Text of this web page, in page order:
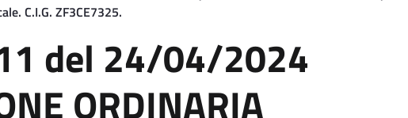
C.I.G. ZF3CE7325.
24/04/2024 Oggetto:
del 24/04/2024
ORDINARIA